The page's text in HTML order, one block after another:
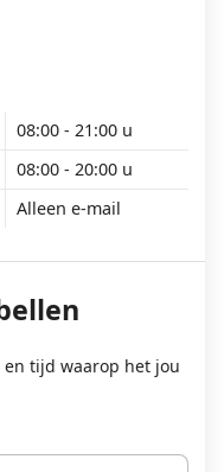
08:00 - 21:00 u
08:00 - 20:00 u
Alleen e-mail
tijd waarop het jou